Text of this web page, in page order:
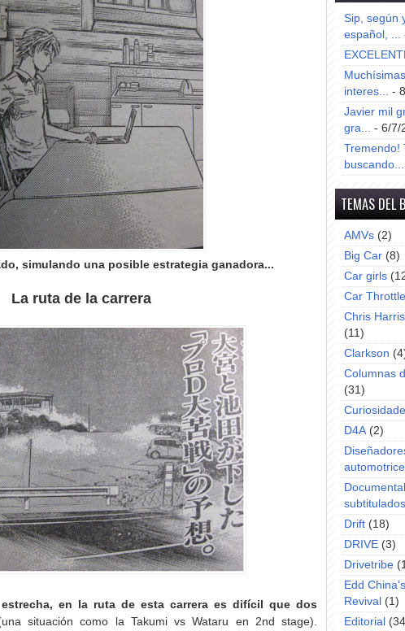
simulando una posible estrategia ganadora...
La ruta de la carrera
estrecha, en la ruta de esta carrera es difícil que dos
situación como la Takumi vs Wataru en 2nd stage).
Sip, según
español, ...
interes... -
Javier mil
gra... - 6/7/
Tremendo!
buscando...
TEMAS DEL
AMVs (2)
Big Car (8)
Car girls
Car Throttle
Chris
(11)
Clarkson
Columnas
(31)
D4A (2)
subtitulados
Drift (18)
DRIVE (3)
Drivetribe
Edd
Revival (1)
Editorial